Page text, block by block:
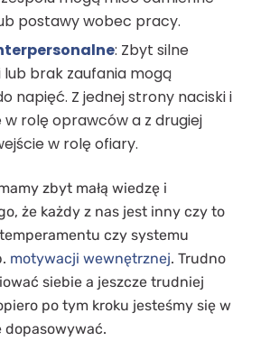
postawy wobec pracy.
: Zbyt silne
brak zaufania mogą
napięć. Z jednej strony naciski i
rolę oprawców a z drugiej
w rolę ofiary.
zbyt małą wiedzę i
że każdy z nas jest inny czy to
czy systemu
motywacji wewnętrznej. Trudno
siebie a jeszcze trudniej
po tym kroku jesteśmy się w
dopasowywać.